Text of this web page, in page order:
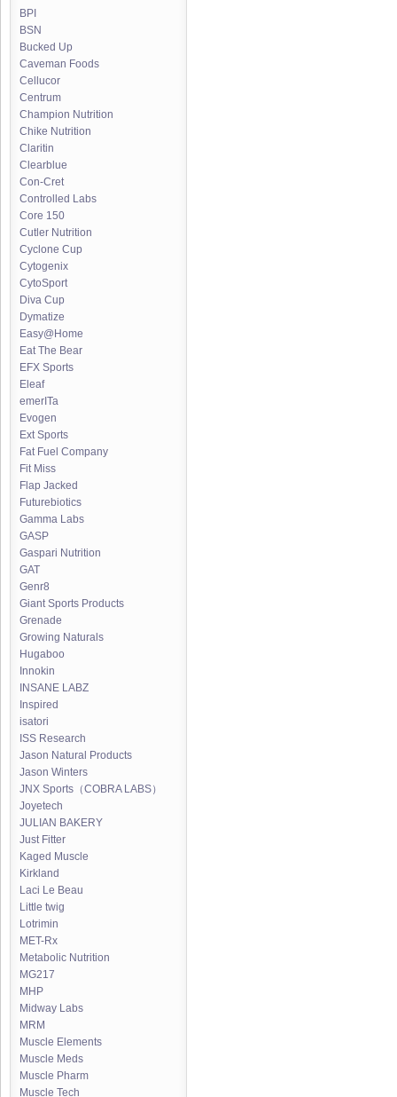
BPI
BSN
Bucked Up
Caveman Foods
Cellucor
Centrum
Champion Nutrition
Chike Nutrition
Claritin
Clearblue
Con-Cret
Controlled Labs
Core 150
Cutler Nutrition
Cyclone Cup
Cytogenix
CytoSport
Diva Cup
Dymatize
Easy@Home
Eat The Bear
EFX Sports
Eleaf
emerITa
Evogen
Ext Sports
Fat Fuel Company
Fit Miss
Flap Jacked
Futurebiotics
Gamma Labs
GASP
Gaspari Nutrition
GAT
Genr8
Giant Sports Products
Grenade
Growing Naturals
Hugaboo
Innokin
INSANE LABZ
Inspired
isatori
ISS Research
Jason Natural Products
Jason Winters
JNX Sports（COBRA LABS）
Joyetech
JULIAN BAKERY
Just Fitter
Kaged Muscle
Kirkland
Laci Le Beau
Little twig
Lotrimin
MET-Rx
Metabolic Nutrition
MG217
MHP
Midway Labs
MRM
Muscle Elements
Muscle Meds
Muscle Pharm
Muscle Tech